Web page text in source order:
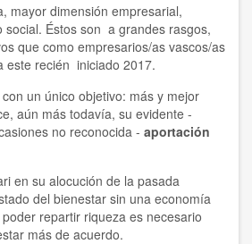
mayor dimensión empresarial,
social. Éstos son a grandes rasgos,
que como empresarios/as vascos/as
este recién iniciado 2017.
un único objetivo: más y mejor
aún más todavía, su evidente -
no reconocida - aportación
en su alocución de la pasada
del bienestar sin una economía
repartir riqueza es necesario
más de acuerdo.